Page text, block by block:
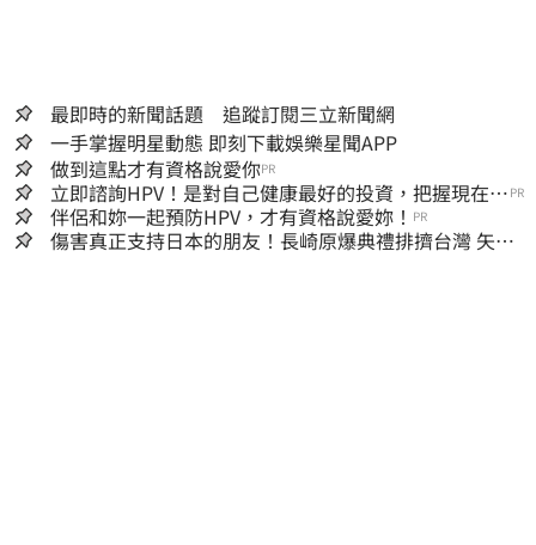
最即時的新聞話題 追蹤訂閱三立新聞網
一手掌握明星動態 即刻下載娛樂星聞APP
做到這點才有資格說愛你PR
立即諮詢HPV！是對自己健康最好的投資，把握現在不
嫌晚！
PR
伴侶和妳一起預防HPV，才有資格說愛妳！ PR
傷害真正支持日本的朋友！長崎原爆典禮排擠台灣 矢板